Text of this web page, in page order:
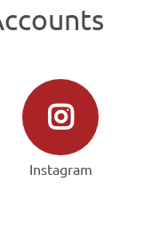
Instagram